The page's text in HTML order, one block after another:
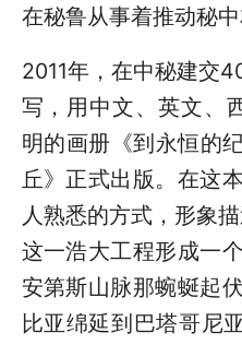
在秘鲁从事着推动秘中
2011年，在中秘建交
写，用中文、英文、
明的画册《到永恒的
丘》正式出版。在这
人熟悉的方式，形象
这一浩大工程形成一
安第斯山脉那蜿蜒起
比亚绵延到巴塔哥尼